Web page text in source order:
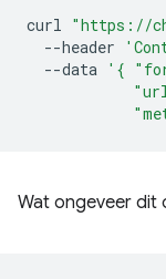
curl "https://
--header
--data '{
Wat ongeveer dit